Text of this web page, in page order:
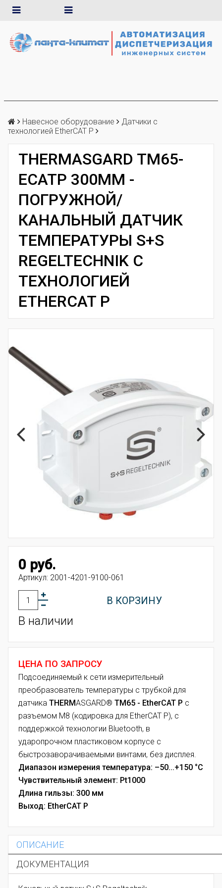
Навесное оборудование
Датчики с
технологией EtherCAT P
THERMASGARD TM65-
ECATP 300MM -
ПОГРУЖНОЙ/
КАНАЛЬНЫЙ ДАТЧИК
ТЕМПЕРАТУРЫ S+S
REGELTECHNIK С
ТЕХНОЛОГИЕЙ
ETHERCAT P
0 руб.
Артикул: 2001-4201-9100-061
В КОРЗИНУ
В наличии
ЦЕНА ПО ЗАПРОСУ
Подсоединяемый к сети измерительный
преобразователь температуры с трубкой для
датчика THERMASGARD® TM65 - EtherCAT P с
разъемом M8 (кодировка для EtherCAT P), с
поддержкой технологии Bluetooth, в
ударопрочном пластиковом корпусе с
быстрозаворачиваемыми винтами, без дисплея.
Диапазон измерения температура: –50...+150 °C
Чувствительный элемент: Pt1000
Длина гильзы: 300 мм
Выход: EtherCAT P
ОПИСАНИЕ
ДОКУМЕНТАЦИЯ